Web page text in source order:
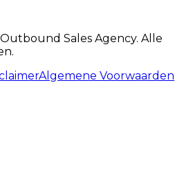
Sales Agency. Alle
Algemene Voorwaarden